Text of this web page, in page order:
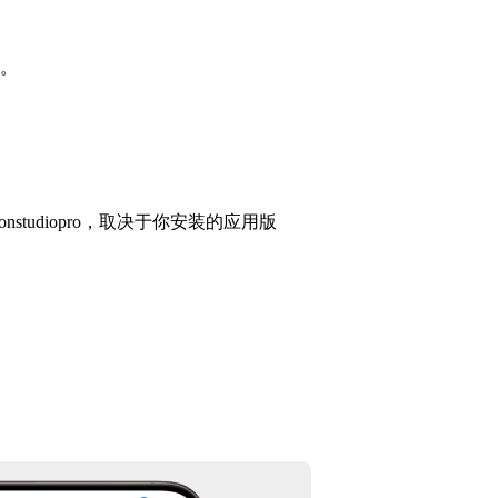
，取决于你安装的应用版